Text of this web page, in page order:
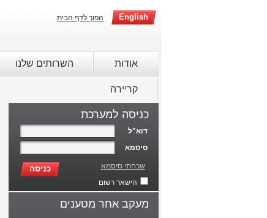
English הפוך לדף הבית
אודות השרותים שלנו
קריירה
כניסה למערכת
דוא"ל
סיסמא
שכחתי סיסמא כניסה
הישאר רשום
מעקב אחר מטענים